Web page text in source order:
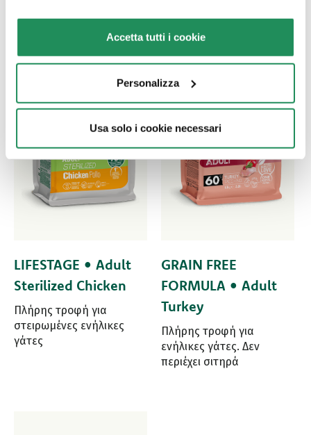
Accetta tutti i cookie
Personalizza
Usa solo i cookie necessari
LIFESTAGE • Adult
Sterilized Chicken
Πλήρης τροφή για
στειρωμένες ενήλικες
γάτες
GRAIN FREE
FORMULA • Adult
Turkey
Πλήρης τροφή για
ενήλικες γάτες. Δεν
περιέχει σιτηρά